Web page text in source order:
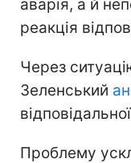
аварія, а й
реакція
Через
Зеленський
Проблему